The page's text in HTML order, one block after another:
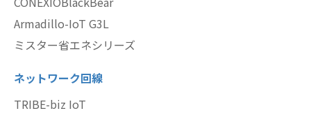
Armadillo-IoT G3L
ミスター省エネシリーズ
ネットワーク回線
TRIBE-biz IoT